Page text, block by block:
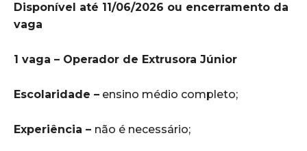
Disponível até 11/06/2026 ou encerramento da
vaga
1 vaga – Operador de Extrusora Júnior
Escolaridade – ensino médio completo;
Experiência – não é necessário;